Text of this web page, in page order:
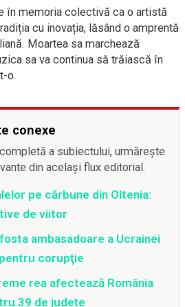
în memoria colectivă ca o artistă
cu inovația, lăsând o amprentă
Moartea sa marchează
sa va continua să trăiască în
o.
conexe
a subiectului, urmărește
din același flux editorial.
pe cărbune din Oltenia:
de viitor
ambasadoare a Ucrainei
corupţie
rea afectează România
39 de județe